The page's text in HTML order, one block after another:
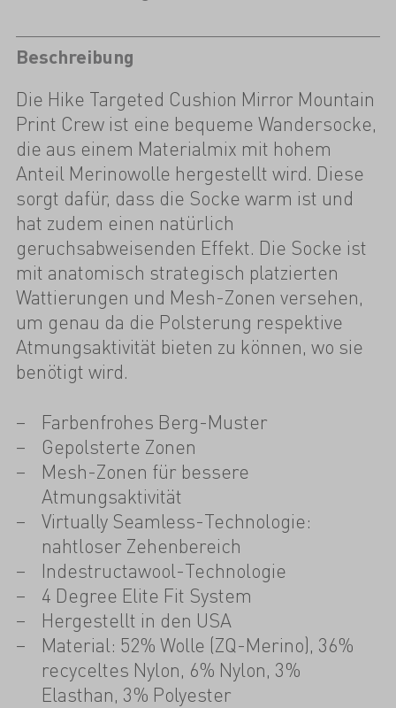
Beschreibung
Die Hike Targeted Cushion Mirror Mountain
Print Crew ist eine bequeme Wandersocke,
die aus einem Materialmix mit hohem
Anteil Merinowolle hergestellt wird. Diese
sorgt dafür, dass die Socke warm ist und
hat zudem einen natürlich
geruchsabweisenden Effekt. Die Socke ist
mit anatomisch strategisch platzierten
Wattierungen und Mesh-Zonen versehen,
um genau da die Polsterung respektive
Atmungsaktivität bieten zu können, wo sie
benötigt wird.
Farbenfrohes Berg-Muster
Gepolsterte Zonen
Mesh-Zonen für bessere
Atmungsaktivität
Virtually Seamless-Technologie:
nahtloser Zehenbereich
Indestructawool-Technologie
4 Degree Elite Fit System
Hergestellt in den USA
Material: 52% Wolle (ZQ-Merino), 36%
recyceltes Nylon, 6% Nylon, 3%
Elasthan, 3% Polyester